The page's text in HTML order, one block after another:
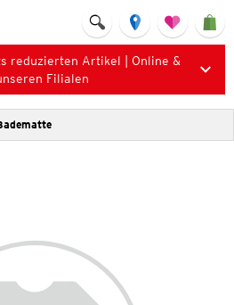
reduzierten Artikel | Online &
Filialen